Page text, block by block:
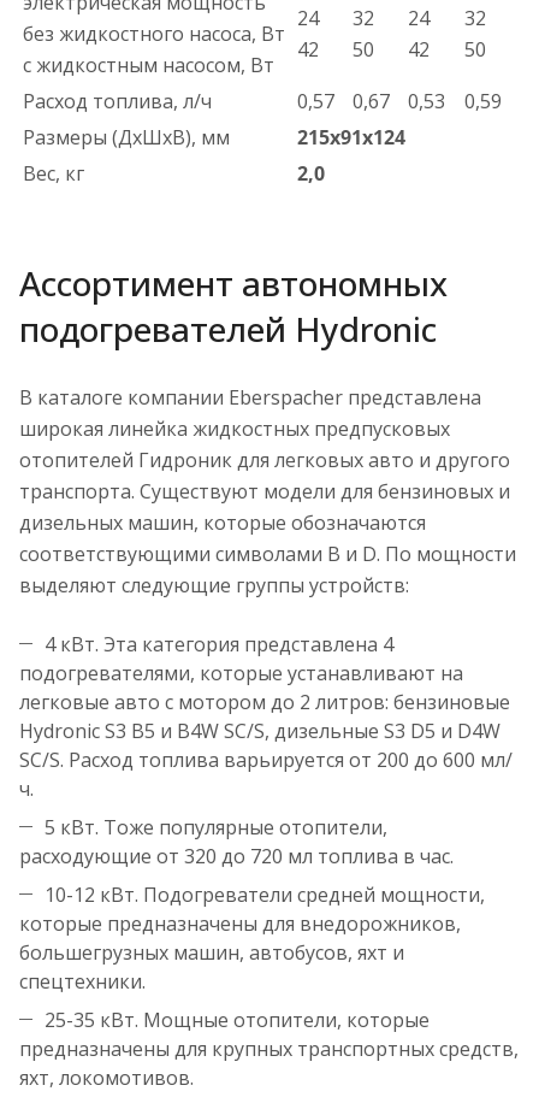
без жидкостного насоса, Вт
с жидкостным насосом, Вт
24
42
32
50
24
42
32
50
Расход топлива, л/ч
0,57 0,67 0,53
0,59
Размеры (ДхШхВ), мм
215х91х124
Вес, кг
2,0
Ассортимент автономных
подогревателей Hydronic
В каталоге компании Eberspacher представлена
широкая линейка жидкостных предпусковых
отопителей Гидроник для легковых авто и другого
транспорта. Существуют модели для бензиновых и
дизельных машин, которые обозначаются
соответствующими символами B и D. По мощности
выделяют следующие группы устройств:
4 кВт. Эта категория представлена 4
подогревателями, которые устанавливают на
легковые авто с мотором до 2 литров: бензиновые
Hydronic S3 B5 и B4W SС/S, дизельные S3 D5 и D4W
SС/S. Расход топлива варьируется от 200 до 600 мл/
ч.
5 кВт. Тоже популярные отопители,
расходующие от 320 до 720 мл топлива в час.
10-12 кВт. Подогреватели средней мощности,
которые предназначены для внедорожников,
большегрузных машин, автобусов, яхт и
спецтехники.
25-35 кВт. Мощные отопители, которые
предназначены для крупных транспортных средств,
яхт, локомотивов.